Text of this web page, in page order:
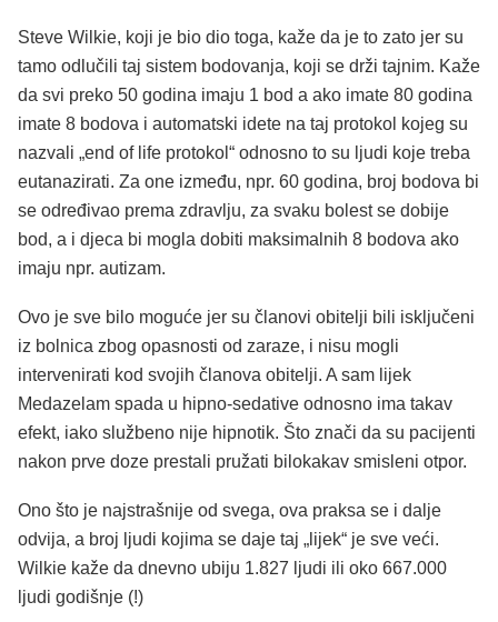
Steve Wilkie, koji je bio dio toga, kaže da je to zato jer su
tamo odlučili taj sistem bodovanja, koji se drži tajnim. Kaže
da svi preko 50 godina imaju 1 bod a ako imate 80 godina
imate 8 bodova i automatski idete na taj protokol kojeg su
nazvali „end of life protokol“ odnosno to su ljudi koje treba
eutanazirati. Za one između, npr. 60 godina, broj bodova bi
se određivao prema zdravlju, za svaku bolest se dobije
bod, a i djeca bi mogla dobiti maksimalnih 8 bodova ako
imaju npr. autizam.
Ovo je sve bilo moguće jer su članovi obitelji bili isključeni
iz bolnica zbog opasnosti od zaraze, i nisu mogli
intervenirati kod svojih članova obitelji. A sam lijek
Medazelam spada u hipno-sedative odnosno ima takav
efekt, iako službeno nije hipnotik. Što znači da su pacijenti
nakon prve doze prestali pružati bilokakav smisleni otpor.
Ono što je najstrašnije od svega, ova praksa se i dalje
odvija, a broj ljudi kojima se daje taj „lijek“ je sve veći.
Wilkie kaže da dnevno ubiju 1.827 ljudi ili oko 667.000
ljudi godišnje (!)